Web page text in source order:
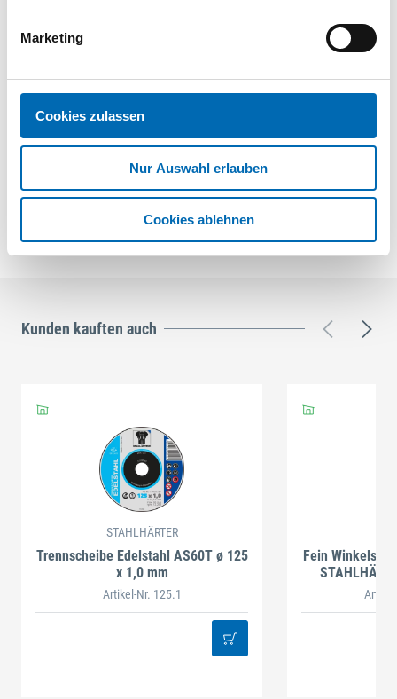
Marketing
Cookies zulassen
Nur Auswahl erlauben
Cookies ablehnen
02 | Metallbau Katalog 2026
Kunden kauften auch
STAHLHÄRTER
Trennscheibe Edelstahl AS60T ø 125
x 1,0 mm
Artikel-Nr. 125.1
Fein